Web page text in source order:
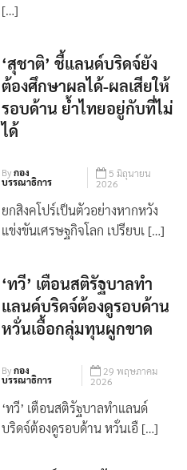
[…]
‘สุชาติ’ ชี้แลนด์บริดจ์ยัง
ต้องศึกษาผลได้-ผลเสียให้
รอบด้าน ย้ำไทยอยู่กับที่ไม่
ได้
Byกอง
บรรณาธิการ
5 มิถุนายน
2026
ยกสิงคโปร์เป็นตัวอย่างหากหวัง
แข่งขันเศรษฐกิจโลก เปรียบเ […]
‘ทวี’ เตือนสติรัฐบาลทำ
แลนด์บริดจ์ต้องดูรอบด้าน
หวั่นเอื้อกลุ่มทุนผูกขาด
Byกอง
บรรณาธิการ
29 พฤษภาคม
2026
‘ทวี’ เตือนสติรัฐบาลทำแลนด์
บริดจ์ต้องดูรอบด้าน หวั่นเอื […]